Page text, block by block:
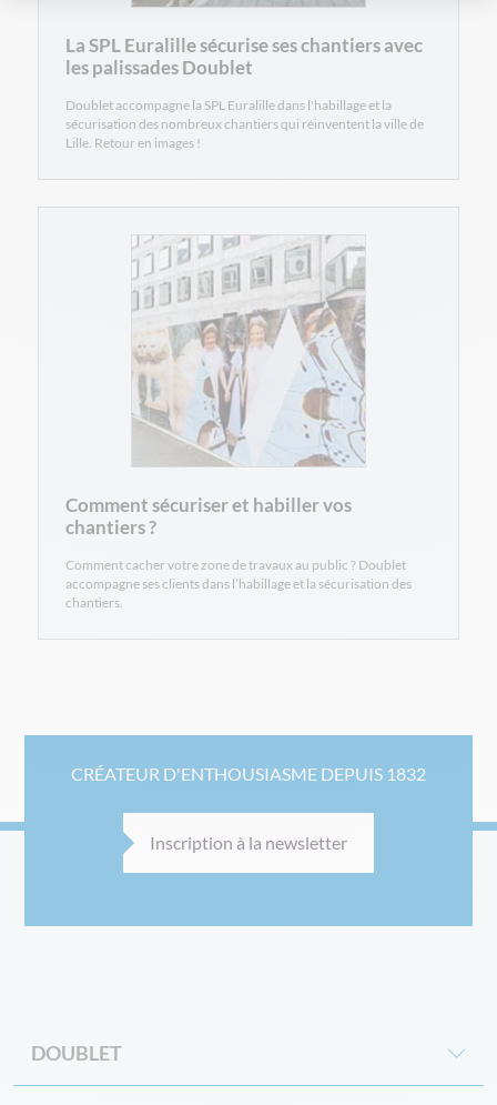
La SPL Euralille sécurise ses chantiers avec
les palissades Doublet
Doublet accompagne la SPL Euralille dans l'habillage et la
sécurisation des nombreux chantiers qui réinventent la ville de
Lille. Retour en images !
Comment sécuriser et habiller vos
chantiers ?
Comment cacher votre zone de travaux au public ? Doublet
accompagne ses clients dans l’habillage et la sécurisation des
chantiers.
CRÉATEUR D'ENTHOUSIASME DEPUIS 1832
Inscription à la newsletter
DOUBLET